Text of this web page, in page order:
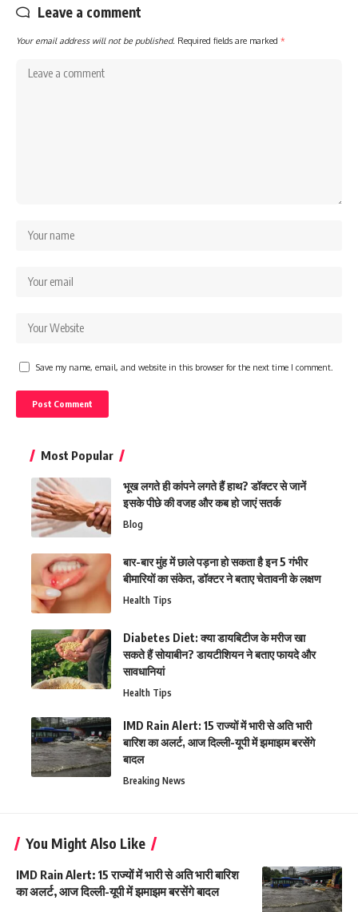
Leave a comment
Your email address will not be published. Required fields are marked *
Save my name, email, and website in this browser for the next time I comment.
Most Popular
भूख लगते ही कांपने लगते हैं हाथ? डॉक्टर से जानें
इसके पीछे की वजह और कब हो जाएं सतर्क
Blog
बार-बार मुंह में छाले पड़ना हो सकता है इन 5 गंभीर
बीमारियों का संकेत, डॉक्टर ने बताए चेतावनी के लक्षण
Health Tips
Diabetes Diet: क्या डायबिटीज के मरीज खा
सकते हैं सोयाबीन? डायटीशियन ने बताए फायदे और
सावधानियां
Health Tips
IMD Rain Alert: 15 राज्यों में भारी से अति भारी
बारिश का अलर्ट, आज दिल्ली-यूपी में झमाझम बरसेंगे
बादल
Breaking News
You Might Also Like
IMD Rain Alert: 15 राज्यों में भारी से अति भारी बारिश
का अलर्ट, आज दिल्ली-यूपी में झमाझम बरसेंगे बादल